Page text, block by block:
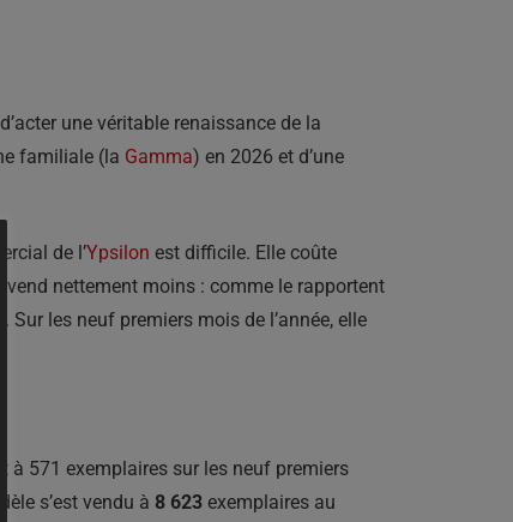
une véritable renaissance de la
familiale (la Gamma) en 2026 et d’une
de l’Ypsilon est difficile. Elle coûte
vend nettement moins : comme le rapportent
les neuf premiers mois de l’année, elle
à 571 exemplaires sur les neuf premiers
s’est vendu à 8 623 exemplaires au